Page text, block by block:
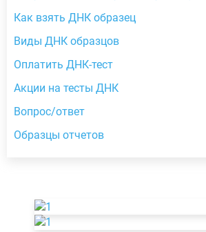
Как взять ДНК образец
Виды ДНК образцов
Оплатить ДНК-тест
Акции на тесты ДНК
Вопрос/ответ
Образцы отчетов